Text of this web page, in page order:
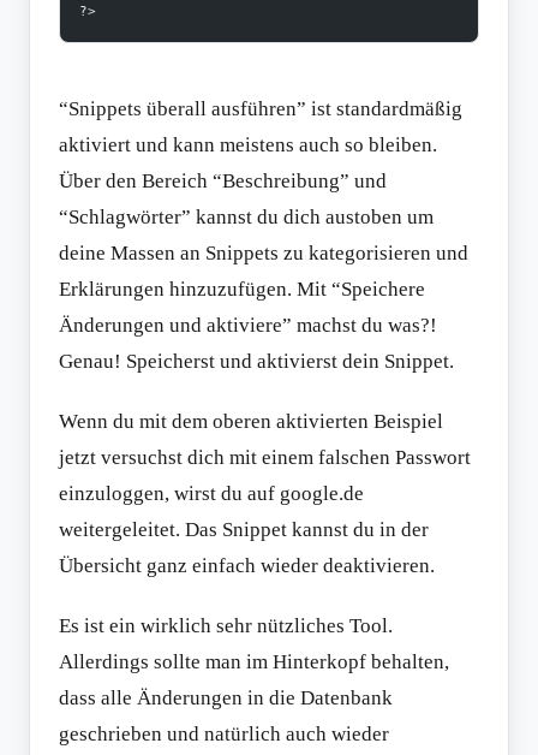
?>
“Snippets überall ausführen” ist standardmäßig
aktiviert und kann meistens auch so bleiben.
Über den Bereich “Beschreibung” und
“Schlagwörter” kannst du dich austoben um
deine Massen an Snippets zu kategorisieren und
Erklärungen hinzuzufügen. Mit “Speichere
Änderungen und aktiviere” machst du was?!
Genau! Speicherst und aktivierst dein Snippet.
Wenn du mit dem oberen aktivierten Beispiel
jetzt versuchst dich mit einem falschen Passwort
einzuloggen, wirst du auf google.de
weitergeleitet. Das Snippet kannst du in der
Übersicht ganz einfach wieder deaktivieren.
Es ist ein wirklich sehr nützliches Tool.
Allerdings sollte man im Hinterkopf behalten,
dass alle Änderungen in die Datenbank
geschrieben und natürlich auch wieder